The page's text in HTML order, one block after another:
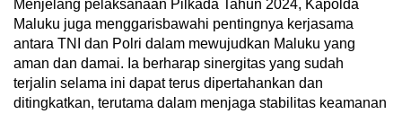
Menjelang pelaksanaan Pilkada Tahun 2024, Kapolda
Maluku juga menggarisbawahi pentingnya kerjasama
antara TNI dan Polri dalam mewujudkan Maluku yang
aman dan damai. Ia berharap sinergitas yang sudah
terjalin selama ini dapat terus dipertahankan dan
ditingkatkan, terutama dalam menjaga stabilitas keamanan